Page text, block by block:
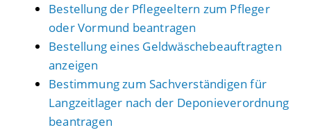
Bestellung der Pflegeeltern zum Pfleger
oder Vormund beantragen
Bestellung eines Geldwäschebeauftragten
anzeigen
Bestimmung zum Sachverständigen für
Langzeitlager nach der Deponieverordnung
beantragen